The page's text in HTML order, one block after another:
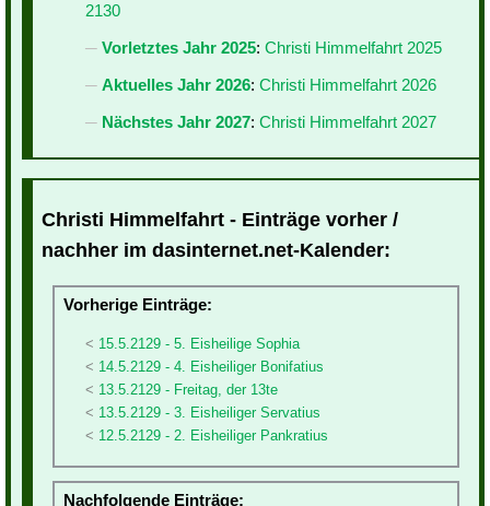
2130
Vorletztes Jahr 2025: Christi Himmelfahrt 2025
Aktuelles Jahr 2026: Christi Himmelfahrt 2026
Nächstes Jahr 2027: Christi Himmelfahrt 2027
Christi Himmelfahrt - Einträge vorher /
nachher im dasinternet.net-Kalender:
Vorherige Einträge:
15.5.2129 - 5. Eisheilige Sophia
14.5.2129 - 4. Eisheiliger Bonifatius
13.5.2129 - Freitag, der 13te
13.5.2129 - 3. Eisheiliger Servatius
12.5.2129 - 2. Eisheiliger Pankratius
Nachfolgende Einträge: